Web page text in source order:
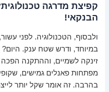
קפיצת מדרגה
הבנקאי!
ולבסוף, הטכנולוגיה. לפני
במיוחד, ודרש שטח ענק. היום?
זינקה לשמיים, וההתקנה
מפתחות פאנלים גמישים,
בהרבה. זה אומר שקל יותר